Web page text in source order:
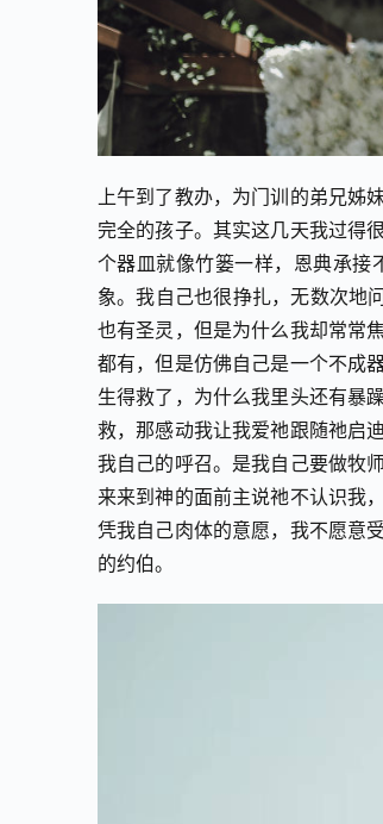
上午到了教办，为门训的弟兄姊
完全的孩子。其实这几天我过得
个器皿就像竹篓一样，恩典承接
象。我自己也很挣扎，无数次地
也有圣灵，但是为什么我却常常
都有，但是仿佛自己是一个不成
生得救了，为什么我里头还有暴
救，那感动我让我爱祂跟随祂启
我自己的呼召。是我自己要做牧
来来到神的面前主说祂不认识我
凭我自己肉体的意愿，我不愿意
的约伯。